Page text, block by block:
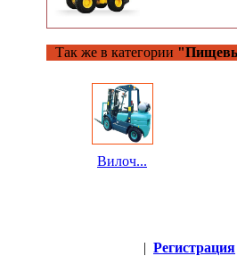
Так же в категории
Вилоч...
| Регистрация